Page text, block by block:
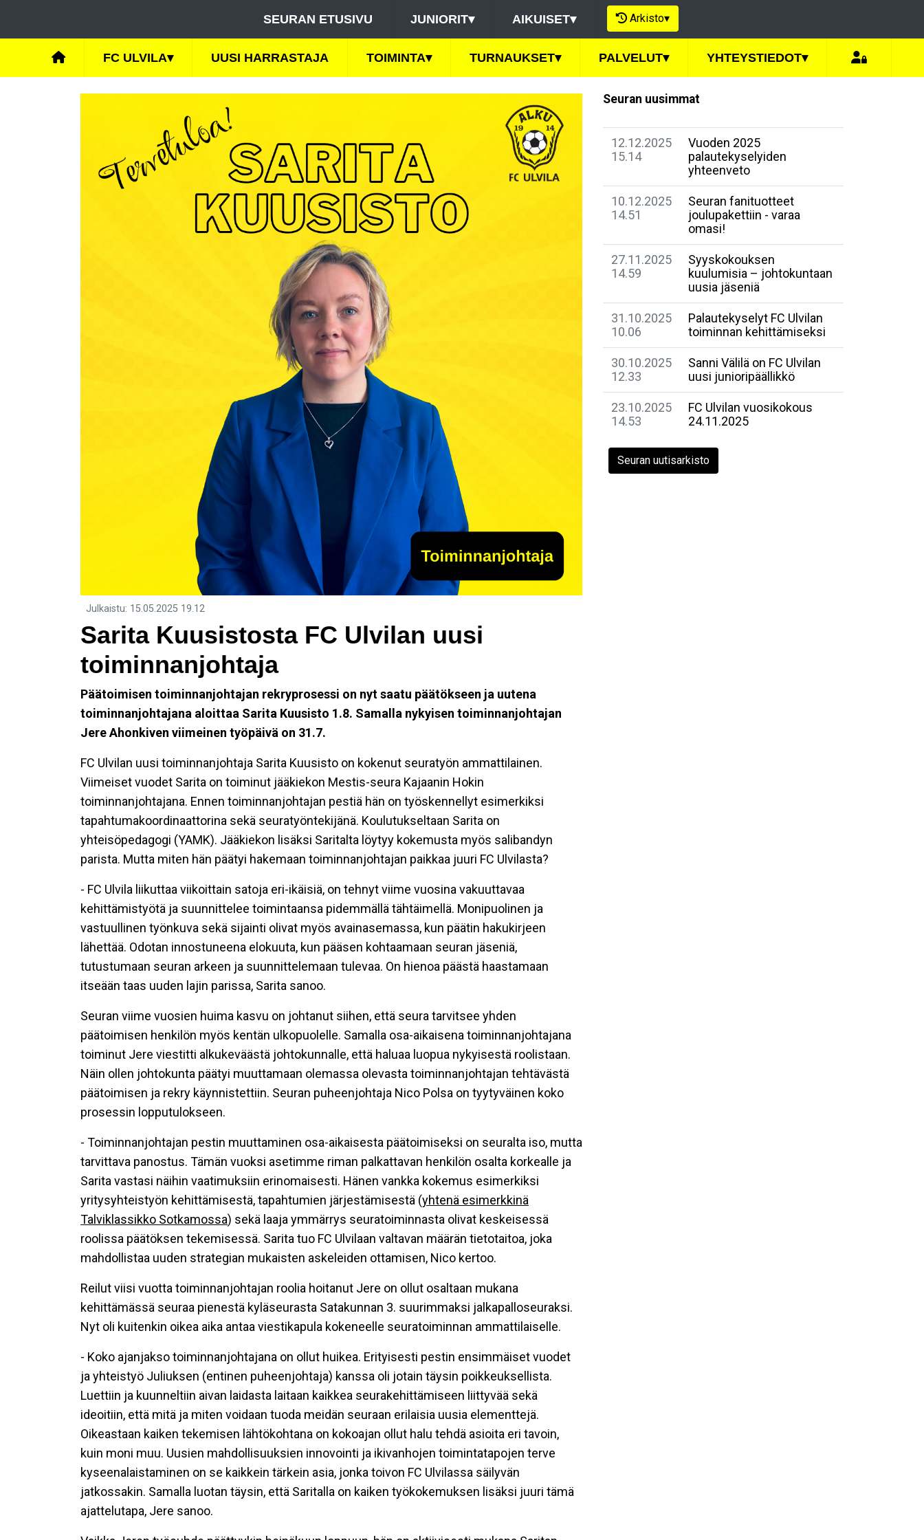
SEURAN ETUSIVU JUNIORIT▾ AIKUISET▾ Arkisto▾
FC ULVILA▾ UUSI HARRASTAJA TOIMINTA▾ TURNAUKSET▾ PALVELUT▾ YHTEYSTIEDOT▾
Julkaistu: 15.05.2025 19.12
Sarita Kuusistosta FC Ulvilan uusi
toiminnanjohtaja
Päätoimisen toiminnanjohtajan rekryprosessi on nyt saatu päätökseen ja uutena
toiminnanjohtajana aloittaa Sarita Kuusisto 1.8. Samalla nykyisen toiminnanjohtajan
Jere Ahonkiven viimeinen työpäivä on 31.7.
FC Ulvilan uusi toiminnanjohtaja Sarita Kuusisto on kokenut seuratyön ammattilainen.
Viimeiset vuodet Sarita on toiminut jääkiekon Mestis-seura Kajaanin Hokin
toiminnanjohtajana. Ennen toiminnanjohtajan pestiä hän on työskennellyt esimerkiksi
tapahtumakoordinaattorina sekä seuratyöntekijänä. Koulutukseltaan Sarita on
yhteisöpedagogi (YAMK). Jääkiekon lisäksi Saritalta löytyy kokemusta myös salibandyn
parista. Mutta miten hän päätyi hakemaan toiminnanjohtajan paikkaa juuri FC Ulvilasta?
- FC Ulvila liikuttaa viikoittain satoja eri-ikäisiä, on tehnyt viime vuosina vakuuttavaa
kehittämistyötä ja suunnittelee toimintaansa pidemmällä tähtäimellä. Monipuolinen ja
vastuullinen työnkuva sekä sijainti olivat myös avainasemassa, kun päätin hakukirjeen
lähettää. Odotan innostuneena elokuuta, kun pääsen kohtaamaan seuran jäseniä,
tutustumaan seuran arkeen ja suunnittelemaan tulevaa. On hienoa päästä haastamaan
itseään taas uuden lajin parissa, Sarita sanoo.
Seuran viime vuosien huima kasvu on johtanut siihen, että seura tarvitsee yhden
päätoimisen henkilön myös kentän ulkopuolelle. Samalla osa-aikaisena toiminnanjohtajana
toiminut Jere viestitti alkukeväästä johtokunnalle, että haluaa luopua nykyisestä roolistaan.
Näin ollen johtokunta päätyi muuttamaan olemassa olevasta toiminnanjohtajan tehtävästä
päätoimisen ja rekry käynnistettiin. Seuran puheenjohtaja Nico Polsa on tyytyväinen koko
prosessin lopputulokseen.
- Toiminnanjohtajan pestin muuttaminen osa-aikaisesta päätoimiseksi on seuralta iso, mutta
tarvittava panostus. Tämän vuoksi asetimme riman palkattavan henkilön osalta korkealle ja
Sarita vastasi näihin vaatimuksiin erinomaisesti. Hänen vankka kokemus esimerkiksi
yritysyhteistyön kehittämisestä, tapahtumien järjestämisestä (yhtenä esimerkkinä
Talviklassikko Sotkamossa) sekä laaja ymmärrys seuratoiminnasta olivat keskeisessä
roolissa päätöksen tekemisessä. Sarita tuo FC Ulvilaan valtavan määrän tietotaitoa, joka
mahdollistaa uuden strategian mukaisten askeleiden ottamisen, Nico kertoo.
Reilut viisi vuotta toiminnanjohtajan roolia hoitanut Jere on ollut osaltaan mukana
kehittämässä seuraa pienestä kyläseurasta Satakunnan 3. suurimmaksi jalkapalloseuraksi.
Nyt oli kuitenkin oikea aika antaa viestikapula kokeneelle seuratoiminnan ammattilaiselle.
- Koko ajanjakso toiminnanjohtajana on ollut huikea. Erityisesti pestin ensimmäiset vuodet
ja yhteistyö Juliuksen (entinen puheenjohtaja) kanssa oli jotain täysin poikkeuksellista.
Luettiin ja kuunneltiin aivan laidasta laitaan kaikkea seurakehittämiseen liittyvää sekä
ideoitiin, että mitä ja miten voidaan tuoda meidän seuraan erilaisia uusia elementtejä.
Oikeastaan kaiken tekemisen lähtökohtana on kokoajan ollut halu tehdä asioita eri tavoin,
kuin moni muu. Uusien mahdollisuuksien innovointi ja ikivanhojen toimintatapojen terve
kyseenalaistaminen on se kaikkein tärkein asia, jonka toivon FC Ulvilassa säilyvän
jatkossakin. Samalla luotan täysin, että Saritalla on kaiken työkokemuksen lisäksi juuri tämä
ajattelutapa, Jere sanoo.
Seuran uusimmat
12.12.2025
15.14
Vuoden 2025
palautekyselyiden
yhteenveto
10.12.2025
14.51
Seuran fanituotteet
joulupakettiin - varaa
omasi!
27.11.2025
14.59
Syyskokouksen
kuulumisia – johtokuntaan
uusia jäseniä
31.10.2025
10.06
Palautekyselyt FC Ulvilan
toiminnan kehittämiseksi
30.10.2025
12.33
Sanni Välilä on FC Ulvilan
uusi junioripäällikkö
23.10.2025
14.53
FC Ulvilan vuosikokous
24.11.2025
Seuran uutisarkisto